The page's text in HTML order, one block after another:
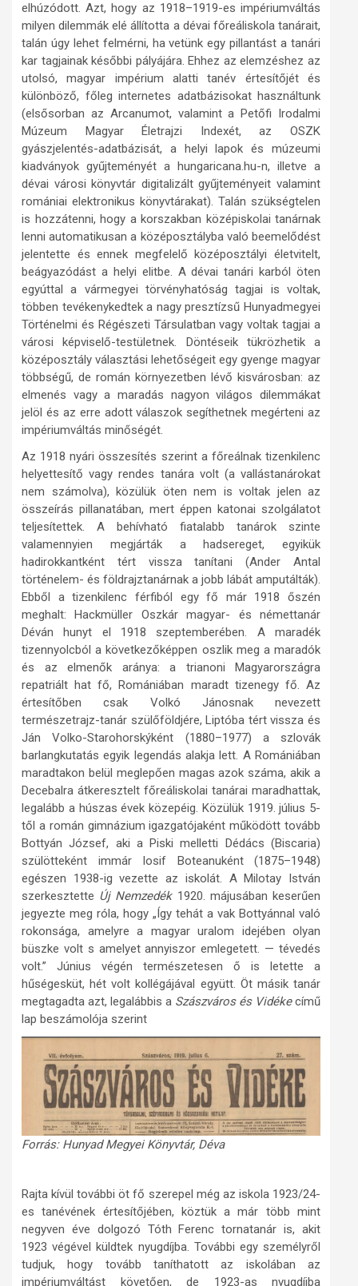
elhúzódott. Azt, hogy az 1918–1919-es impériumváltás
milyen dilemmák elé állította a dévai főreáliskola tanárait,
talán úgy lehet felmérni, ha vetünk egy pillantást a tanári
kar tagjainak későbbi pályájára. Ehhez az elemzéshez az
utolsó, magyar impérium alatti tanév értesítőjét és
különböző, főleg internetes adatbázisokat használtunk
(elsősorban az Arcanumot, valamint a Petőfi Irodalmi
Múzeum Magyar Életrajzi Indexét, az OSZK
gyászjelentés-adatbázisát, a helyi lapok és múzeumi
kiadványok gyűjteményét a hungaricana.hu-n, illetve a
dévai városi könyvtár digitalizált gyűjteményeit valamint
romániai elektronikus könyvtárakat). Talán szükségtelen
is hozzátenni, hogy a korszakban középiskolai tanárnak
lenni automatikusan a középosztályba való beemelődést
jelentette és ennek megfelelő középosztályi életvitelt,
beágyazódást a helyi elitbe. A dévai tanári karból öten
egyúttal a vármegyei törvényhatóság tagjai is voltak,
többen tevékenykedtek a nagy presztízsű Hunyadmegyei
Történelmi és Régészeti Társulatban vagy voltak tagjai a
városi képviselő-testületnek. Döntéseik tükrözhetik a
középosztály választási lehetőségeit egy gyenge magyar
többségű, de román környezetben lévő kisvárosban: az
elmenés vagy a maradás nagyon világos dilemmákat
jelöl és az erre adott válaszok segíthetnek megérteni az
impériumváltás minőségét.
Az 1918 nyári összesítés szerint a főreálnak tizenkilenc
helyettesítő vagy rendes tanára volt (a vallástanárokat
nem számolva), közülük öten nem is voltak jelen az
összeírás pillanatában, mert éppen katonai szolgálatot
teljesítettek. A behívható fiatalabb tanárok szinte
valamennyien megjárták a hadsereget, egyikük
hadirokkantként tért vissza tanítani (Ander Antal
történelem- és földrajztanárnak a jobb lábát amputálták).
Ebből a tizenkilenc férfiból egy fő már 1918 őszén
meghalt: Hackmüller Oszkár magyar- és némettanár
Déván hunyt el 1918 szeptemberében. A maradék
tizennyolcból a következőképpen oszlik meg a maradók
és az elmenők aránya: a trianoni Magyarországra
repatriált hat fő, Romániában maradt tizenegy fő. Az
értesítőben csak Volkó Jánosnak nevezett
természetrajz-tanár szülőföldjére, Liptóba tért vissza és
Ján Volko-Starohorskýként (1880–1977) a szlovák
barlangkutatás egyik legendás alakja lett. A Romániában
maradtakon belül meglepően magas azok száma, akik a
Decebalra átkeresztelt főreáliskolai tanárai maradhattak,
legalább a húszas évek közepéig. Közülük 1919. július 5-
től a román gimnázium igazgatójaként működött tovább
Bottyán József, aki a Piski melletti Dédács (Biscaria)
szülötteként immár Iosif Boteanuként (1875–1948)
egészen 1938-ig vezette az iskolát. A Milotay István
szerkesztette Új Nemzedék1920. májusában keserűen
jegyezte meg róla, hogy „Így tehát a vak Bottyánnal való
rokonsága, amelyre a magyar uralom idejében olyan
büszke volt s amelyet annyiszor emlegetett. — tévedés
volt.” Június végén természetesen ő is letette a
hűségesküt, hét volt kollégájával együtt. Öt másik tanár
megtagadta azt, legalábbis a Szászváros és Vidékecímű
lap beszámolója szerint
Forrás: Hunyad Megyei Könyvtár, Déva
Rajta kívül további öt fő szerepel még az iskola 1923/24-
es tanévének értesítőjében, köztük a már több mint
negyven éve dolgozó Tóth Ferenc tornatanár is, akit
1923 végével küldtek nyugdíjba. További egy személyről
tudjuk, hogy tovább taníthatott az iskolában az
impériumváltást követően, de 1923-as nyugdíjba